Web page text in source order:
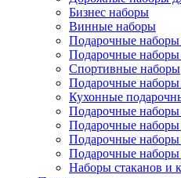
Бизнес наборы
Винные наборы
Подарочные
Подарочные наборы
Спортивные наборы
Подарочные наборы
Кухонные
Подарочные наборы
Подарочные
Подарочные
Подарочные наборы
Наборы стаканов и